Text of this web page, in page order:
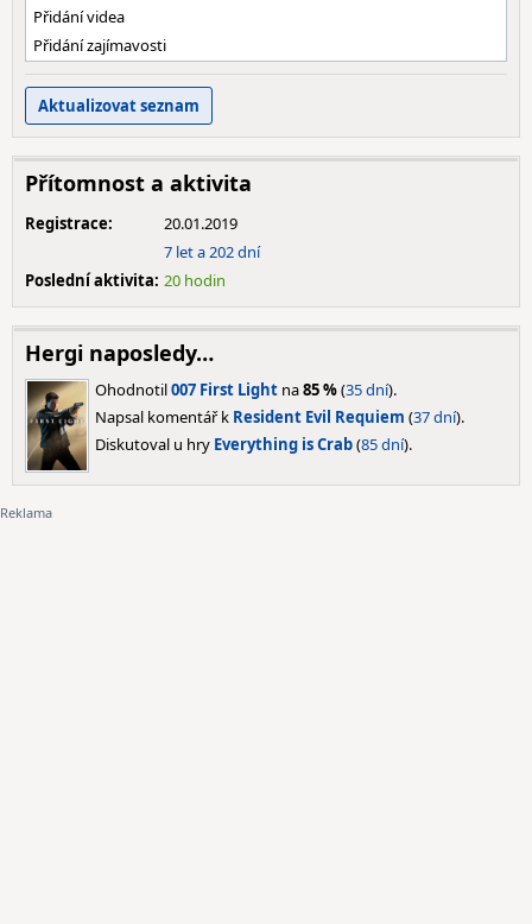
Přidání videa
Přidání zajímavosti
Přítomnost a aktivita
Registrace:
20.01.2019
7 let a 202 dní
Poslední aktivita: 20 hodin
Hergi naposledy…
Ohodnotil007 First Light na85 %(35 dní).
Napsal komentář k Resident Evil Requiem (37 dní).
Diskutoval u hry Everything is Crab(85 dní).